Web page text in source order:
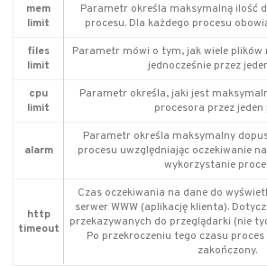
mem
limit
Parametr określa maksymalną ilość
procesu. Dla każdego procesu
files
limit
Parametr mówi o tym, jak wiele
jednocześnie przez
cpu
limit
Parametr określa, jaki jest
procesora przez jeden
alarm
Parametr określa maksymalny
procesu uwzględniając oczekiwanie
wykorzystanie
http
timeout
Czas oczekiwania na dane do
serwer WWW (aplikację klienta).
przekazywanych do przeglądarki (nie
Po przekroczeniu tego czasu
zakończony.